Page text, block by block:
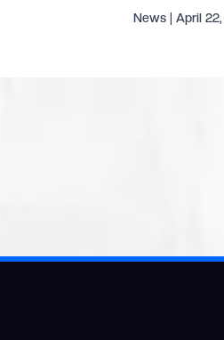
News| April